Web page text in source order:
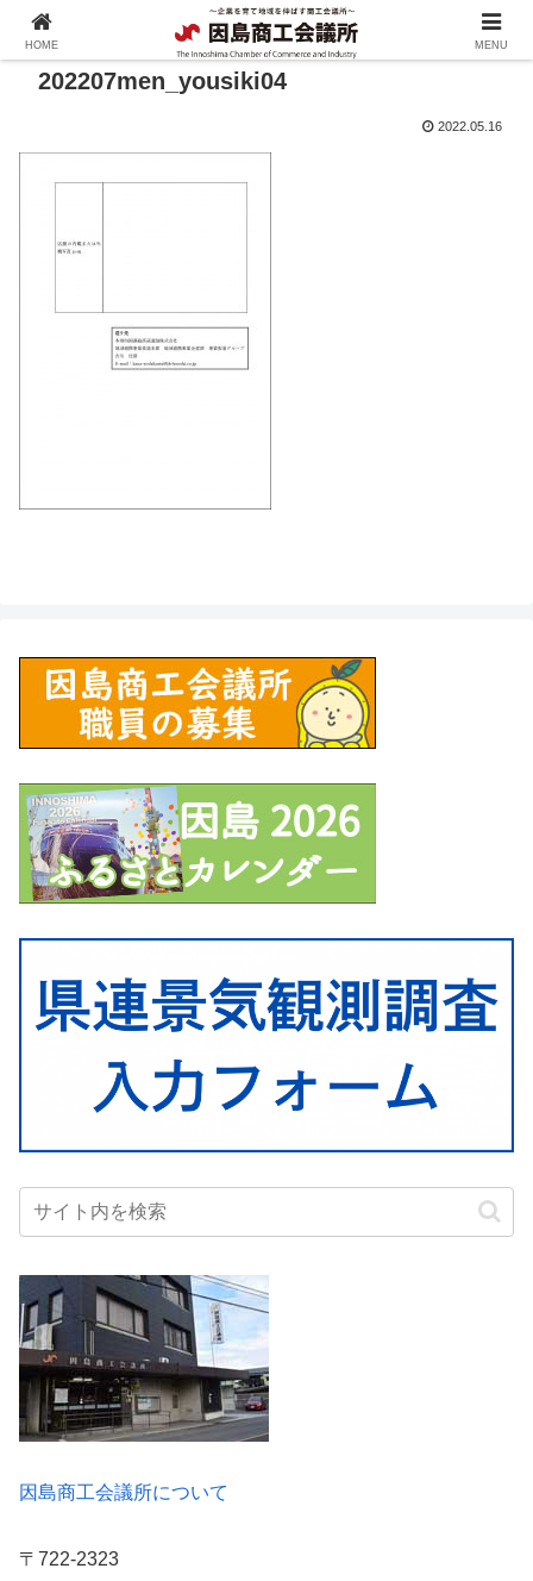
202207men_yousiki04
2022.05.16
因島商工会議所について
〒722-2323
HOME MENU